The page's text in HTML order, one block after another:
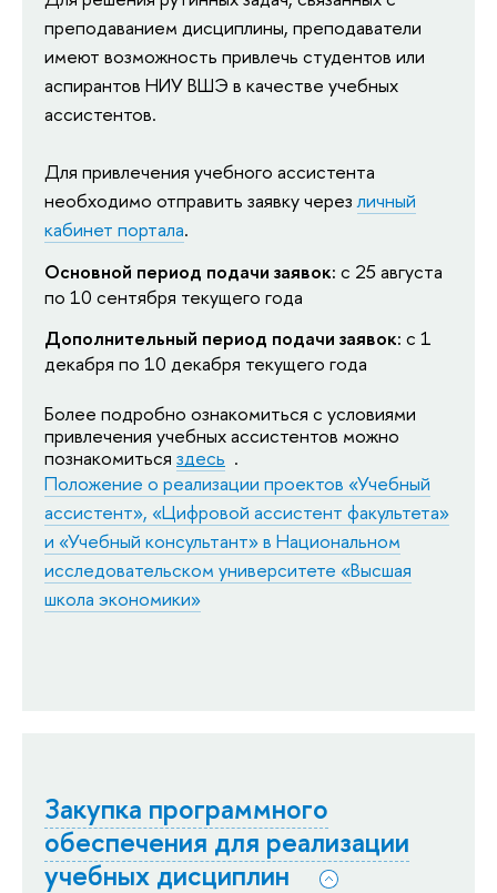
преподаванием дисциплины, преподаватели
имеют возможность привлечь студентов или
аспирантов НИУ ВШЭ в качестве учебных
ассистентов.
Для привлечения учебного ассистента
необходимо отправить заявку через личный
кабинет портала.
Основной период подачи заявок: с 25 августа
по 10 сентября текущего года
Дополнительный период подачи заявок: с 1
декабря по 10 декабря текущего года
Более подробно ознакомиться с условиями
привлечения учебных ассистентов можно
познакомиться здесь .
Положение о реализации проектов «Учебный
ассистент», «Цифровой ассистент факультета»
и «Учебный консультант» в Национальном
исследовательском университете «Высшая
школа экономики»
Закупка программного
обеспечения для реализации
учебных дисциплин